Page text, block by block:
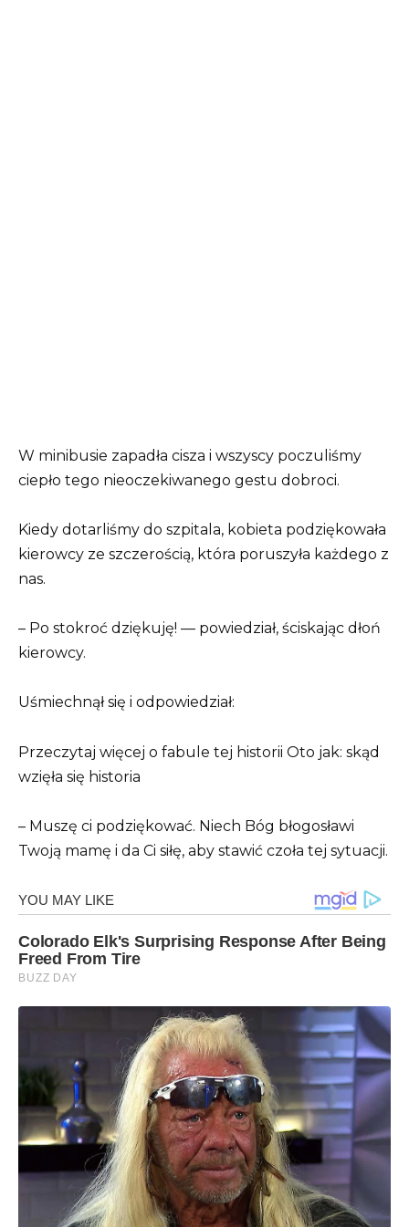
W minibusie zapadła cisza i wszyscy poczuliśmy
ciepło tego nieoczekiwanego gestu dobroci.
Kiedy dotarliśmy do szpitala, kobieta podziękowała
kierowcy ze szczerością, która poruszyła każdego z
nas.
– Po stokroć dziękuję! — powiedział, ściskając dłoń
kierowcy.
Uśmiechnął się i odpowiedział:
Przeczytaj więcej o fabule tej historii Oto jak: skąd
wzięła się historia
– Muszę ci podziękować. Niech Bóg błogosławi
Twoją mamę i da Ci siłę, aby stawić czoła tej sytuacji.